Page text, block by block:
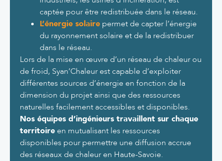
captée pour être redistribuée dans le réseau.
L’énergie solaire permet de capter l’énergie
du rayonnement solaire et de la redistribuer
dans le réseau.
Lors de la mise en œuvre d’un réseau de chaleur ou
de froid, Syan’Chaleur est capable d’exploiter
différentes sources d’énergie en fonction de la
dimension du projet ainsi que des ressources
naturelles facilement accessibles et disponibles.
Nos équipes d’ingénieurs travaillent sur chaque
territoireen mutualisant les ressources
disponibles pour permettre une diffusion accrue
des réseaux de chaleur en Haute-Savoie.